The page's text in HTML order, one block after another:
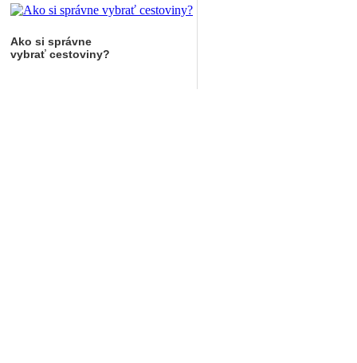
Ako si správne
vybrať cestoviny?